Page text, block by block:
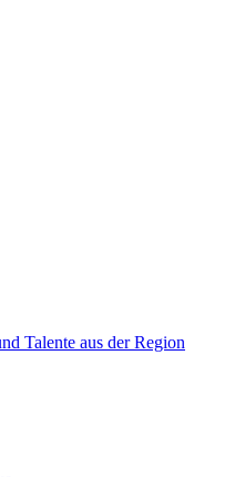
Talente aus der Region